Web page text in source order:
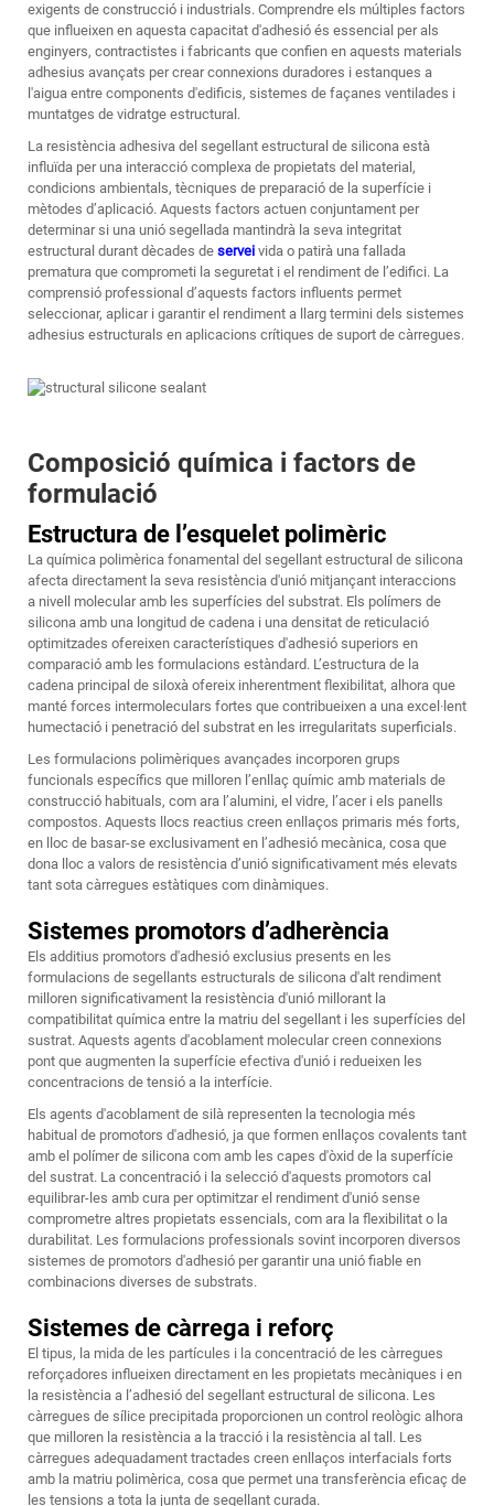
exigents de construcció i industrials. Comprendre els múltiples factors
que influeixen en aquesta capacitat d'adhesió és essencial per als
enginyers, contractistes i fabricants que confien en aquests materials
adhesius avançats per crear connexions duradores i estanques a
l'aigua entre components d'edificis, sistemes de façanes ventilades i
muntatges de vidratge estructural.
La resistència adhesiva del segellant estructural de silicona està
influïda per una interacció complexa de propietats del material,
condicions ambientals, tècniques de preparació de la superfície i
mètodes d’aplicació. Aquests factors actuen conjuntament per
determinar si una unió segellada mantindrà la seva integritat
estructural durant dècades de servei vida o patirà una fallada
prematura que comprometi la seguretat i el rendiment de l’edifici. La
comprensió professional d’aquests factors influents permet
seleccionar, aplicar i garantir el rendiment a llarg termini dels sistemes
adhesius estructurals en aplicacions crítiques de suport de càrregues.
Composició química i factors de
formulació
Estructura de l’esquelet polimèric
La química polimèrica fonamental del segellant estructural de silicona
afecta directament la seva resistència d'unió mitjançant interaccions
a nivell molecular amb les superfícies del substrat. Els polímers de
silicona amb una longitud de cadena i una densitat de reticulació
optimitzades ofereixen característiques d'adhesió superiors en
comparació amb les formulacions estàndard. L’estructura de la
cadena principal de siloxà ofereix inherentment flexibilitat, alhora que
manté forces intermoleculars fortes que contribueixen a una excel·lent
humectació i penetració del substrat en les irregularitats superficials.
Les formulacions polimèriques avançades incorporen grups
funcionals específics que milloren l’enllaç químic amb materials de
construcció habituals, com ara l’alumini, el vidre, l’acer i els panells
compostos. Aquests llocs reactius creen enllaços primaris més forts,
en lloc de basar-se exclusivament en l’adhesió mecànica, cosa que
dona lloc a valors de resistència d’unió significativament més elevats
tant sota càrregues estàtiques com dinàmiques.
Sistemes promotors d’adherència
Els additius promotors d'adhesió exclusius presents en les
formulacions de segellants estructurals de silicona d'alt rendiment
milloren significativament la resistència d'unió millorant la
compatibilitat química entre la matriu del segellant i les superfícies del
sustrat. Aquests agents d'acoblament molecular creen connexions
pont que augmenten la superfície efectiva d'unió i redueixen les
concentracions de tensió a la interfície.
Els agents d'acoblament de silà representen la tecnologia més
habitual de promotors d'adhesió, ja que formen enllaços covalents tant
amb el polímer de silicona com amb les capes d'òxid de la superfície
del sustrat. La concentració i la selecció d'aquests promotors cal
equilibrar-les amb cura per optimitzar el rendiment d'unió sense
comprometre altres propietats essencials, com ara la flexibilitat o la
durabilitat. Les formulacions professionals sovint incorporen diversos
sistemes de promotors d'adhesió per garantir una unió fiable en
combinacions diverses de substrats.
Sistemes de càrrega i reforç
El tipus, la mida de les partícules i la concentració de les càrregues
reforçadores influeixen directament en les propietats mecàniques i en
la resistència a l’adhesió del segellant estructural de silicona. Les
càrregues de sílice precipitada proporcionen un control reològic alhora
que milloren la resistència a la tracció i la resistència al tall. Les
càrregues adequadament tractades creen enllaços interfacials forts
amb la matriu polimèrica, cosa que permet una transferència eficaç de
les tensions a tota la junta de segellant curada.